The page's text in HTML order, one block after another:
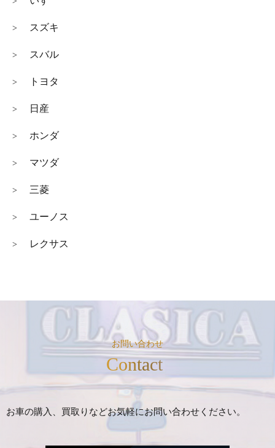
> スズキ
> スバル
> トヨタ
> 日産
> ホンダ
> マツダ
> 三菱
> ユーノス
> レクサス
お問い合わせ
Contact
お車の購入、買取りなどお気軽にお問い合わせください。